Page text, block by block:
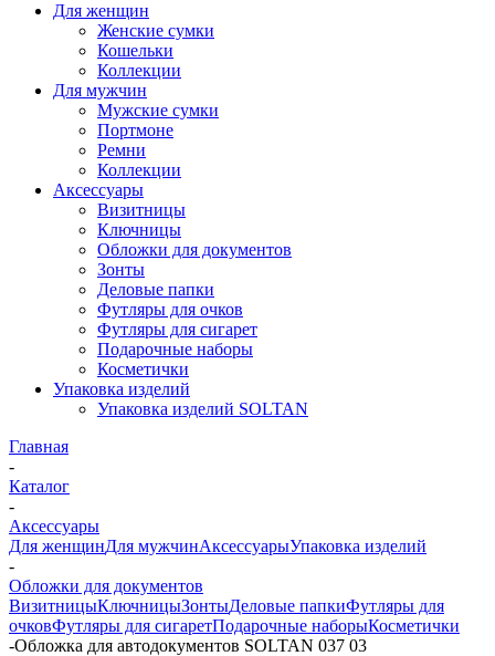
Для женщин
Женские сумки
Кошельки
Коллекции
Для мужчин
Мужские сумки
Портмоне
Ремни
Коллекции
Аксессуары
Визитницы
Ключницы
Обложки для документов
Зонты
Деловые папки
Футляры для очков
Футляры для сигарет
Подарочные наборы
Косметички
Упаковка изделий
Упаковка изделий SOLTAN
Главная
-
Каталог
-
Аксессуары
Для женщинДля мужчинАксессуарыУпаковка изделий
-
Обложки для документов
ВизитницыКлючницыЗонтыДеловые папкиФутляры для
очковФутляры для сигаретПодарочные наборыКосметички
-Обложка для автодокументов SOLTAN 037 03